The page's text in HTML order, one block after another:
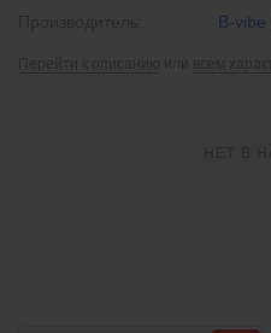
B-vibe